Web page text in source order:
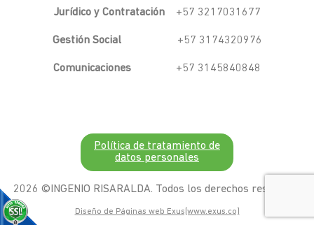
Jurídico y Contratación +57 3217031677
Gestión Social+57 3174320976
Comunicaciones +57 3145840848
Política de tratamiento de
datos personales
2026 ©INGENIO RISARALDA. Todos los derechos resevados
Diseño de Páginas web Exus[www.exus.co]